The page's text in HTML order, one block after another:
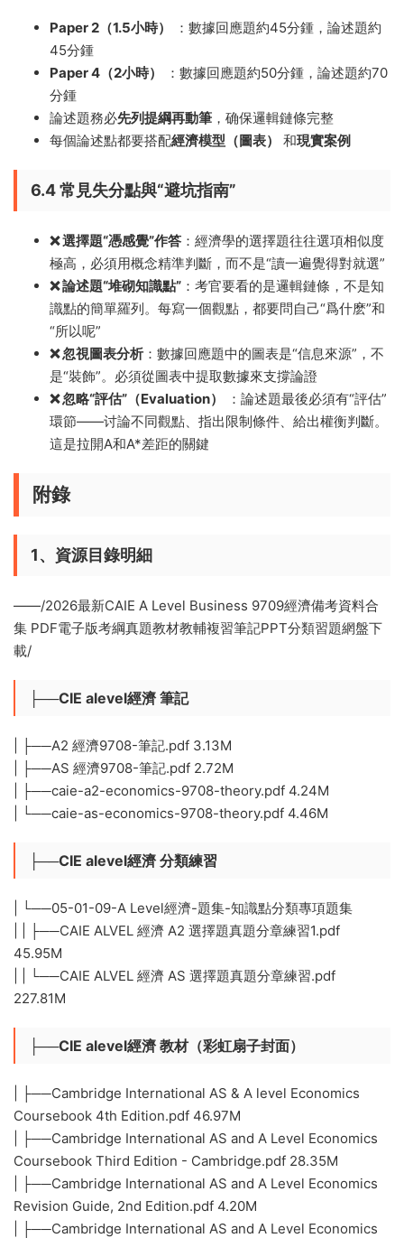
Paper 2（1.5小時）
：數據回應題約45分鍾，論述題約
45分鍾
Paper 4（2小時）
：數據回應題約50分鍾，論述題約70
分鍾
論述題務必先列提綱再動筆 ，确保邏輯鏈條完整
每個論述點都要搭配經濟模型（圖表） 和現實案例
6.4 常見失分點與“避坑指南”
❌ 選擇題“憑感覺”作答 ：經濟學的選擇題往往選項相似度
極高，必須用概念精準判斷，而不是“讀一遍覺得對就選”
❌ 論述題“堆砌知識點” ：考官要看的是邏輯鏈條，不是知
識點的簡單羅列。每寫一個觀點，都要問自己“爲什麽”和
“所以呢”
❌ 忽視圖表分析 ：數據回應題中的圖表是“信息來源”，不
是“裝飾”。必須從圖表中提取數據來支撐論證
❌ 忽略“評估”（Evaluation）
：論述題最後必須有“評估”
環節——讨論不同觀點、指出限制條件、給出權衡判斷。
這是拉開A和A*差距的關鍵
附錄
1、資源目錄明細
——/2026最新CAIE A Level Business 9709經濟備考資料合
集 PDF電子版考綱真題教材教輔複習筆記PPT分類習題網盤下
載/
├──CIE alevel經濟 筆記
| ├──A2 經濟9708-筆記.pdf 3.13M
| ├──AS 經濟9708-筆記.pdf 2.72M
| ├──caie-a2-economics-9708-theory.pdf 4.24M
| └──caie-as-economics-9708-theory.pdf 4.46M
├──CIE alevel經濟 分類練習
| └──05-01-09-A Level經濟-題集-知識點分類專項題集
| | ├──CAIE ALVEL 經濟 A2 選擇題真題分章練習1.pdf
45.95M
| | └──CAIE ALVEL 經濟 AS 選擇題真題分章練習.pdf
227.81M
├──CIE alevel經濟 教材（彩虹扇子封面）
| ├──Cambridge International AS & A level Economics
Coursebook 4th Edition.pdf 46.97M
| ├──Cambridge International AS and A Level Economics
Coursebook Third Edition - Cambridge.pdf 28.35M
| ├──Cambridge International AS and A Level Economics
Revision Guide, 2nd Edition.pdf 4.20M
| ├──Cambridge International AS and A Level Economics